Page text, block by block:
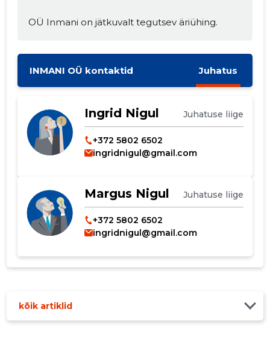
OÜ Inmani on jätkuvalt tegutsev äriühing.
INMANI OÜ kontaktid Juhatus
Ingrid Nigul Juhatuse liige
+372 5802 6502
ingridnigul@gmail.com
Margus Nigul Juhatuse liige
+372 5802 6502
ingridnigul@gmail.com
kõik artiklid
MUUDA